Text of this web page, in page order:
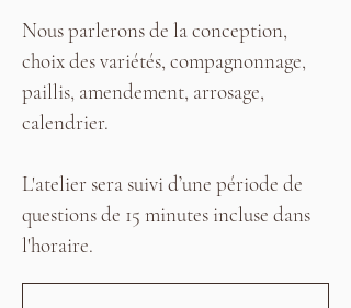
Nous parlerons de la conception,
choix des variétés, compagnonnage,
paillis, amendement, arrosage,
calendrier.
L'atelier sera suivi d’une période de
questions de 15 minutes incluse dans
l'horaire.